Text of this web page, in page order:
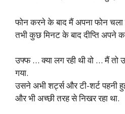
फोन करने के बाद मैं अपना फोन चला
तभी कुछ मिनट के बाद दीप्ति अपने
उफ्फ … क्या लग रही थी वो … मैं तो
गया.
उसने अभी शर्ट्स और टी-शर्ट पहनी
और भी अच्छी तरह से निखर रहा था.